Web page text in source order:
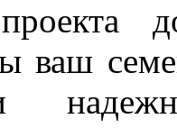
проекта
ваш